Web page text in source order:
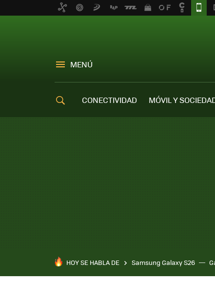
MENÚ
CONECTIVIDAD MÓVIL Y
HOY SE HABLA DE Samsung Galaxy S26